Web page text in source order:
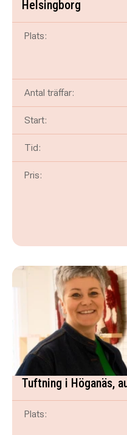
Helsingborg
Plats:
Antal träffar:
Start:
Tid:
Pris:
Tuftning i Höganäs,
Plats: